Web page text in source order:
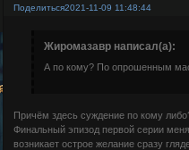
Поделиться2021-11-09 11:48:44
Жиромазавр написал(а):
А по кому? По опрошенным
Причём здесь суждение по кому
Финальный эпизод первой серии
возникает острое желание сразу